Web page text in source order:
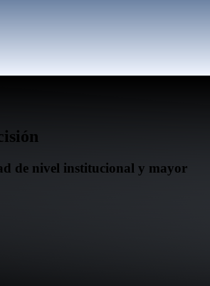
de nivel institucional y mayor